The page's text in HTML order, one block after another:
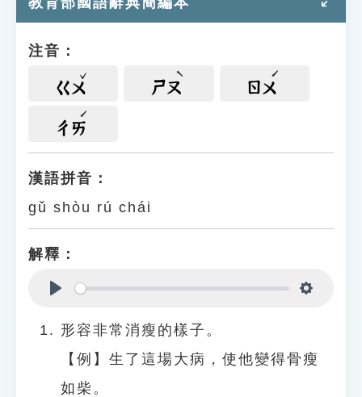
單字索引
遊戲專區
教學應用
貓頭鷹博士
注音：
ㄍㄨ ㄕㄡ ㄖㄨ
ㄔㄞ
漢語拼音：
gǔ shòu rú chái
解釋：
形容非常消瘦的樣子。
【例】生了這場大病，使他變得骨瘦
如柴。